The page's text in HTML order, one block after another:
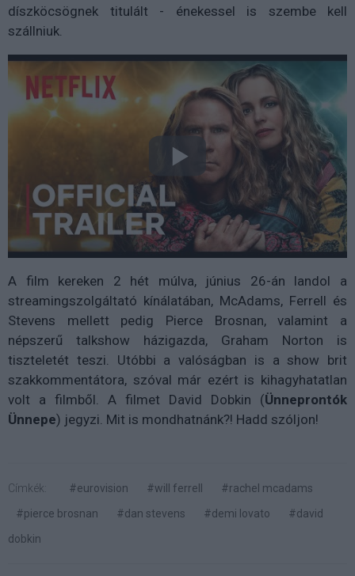
díszköcsögnek titulált - énekessel is szembe kell
szállniuk.
A film kereken 2 hét múlva, június 26-án landol a
streamingszolgáltató kínálatában, McAdams, Ferrell és
Stevens mellett pedig Pierce Brosnan, valamint a
népszerű talkshow házigazda, Graham Norton is
tiszteletét teszi. Utóbbi a valóságban is a show brit
szakkommentátora, szóval már ezért is kihagyhatatlan
volt a filmből. A filmet David Dobkin (Ünneprontók
Ünnepe) jegyzi. Mit is mondhatnánk?! Hadd szóljon!
Címkék: #eurovision #will ferrell
#rachel mcadams
#pierce brosnan
#dan stevens #demi lovato
#david
dobkin